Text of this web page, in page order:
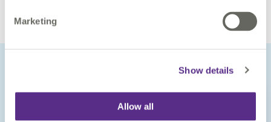
Marketing
Show details
Allow all